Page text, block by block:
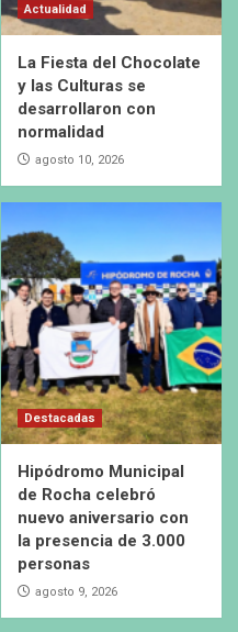
Actualidad
La Fiesta del Chocolate
y las Culturas se
desarrollaron con
normalidad
agosto 10, 2026
Destacadas
Hipódromo Municipal
de Rocha celebró
nuevo aniversario con
la presencia de 3.000
personas
agosto 9, 2026